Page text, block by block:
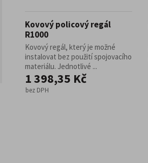
Kovový policový regál
R1000
Kovový regál, který je možné
instalovat bez použití spojovacího
materiálu. Jednotlivé ...
1 398,35 Kč
bez DPH